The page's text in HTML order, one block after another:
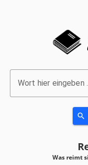
Wort hier eingeben
search
Was reimt